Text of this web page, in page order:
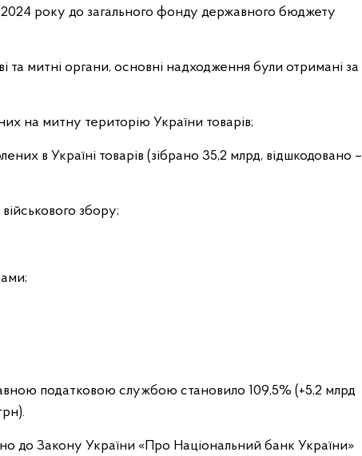
року до загального фонду державного бюджету
митні органи, основні надходження були отримані за
на митну територію України товарів;
в Україні товарів (зібрано 35,2 млрд, відшкодовано –
збору;
податковою службою становило 109,5% (+5,2 млрд
до Закону України «Про Національний банк України»